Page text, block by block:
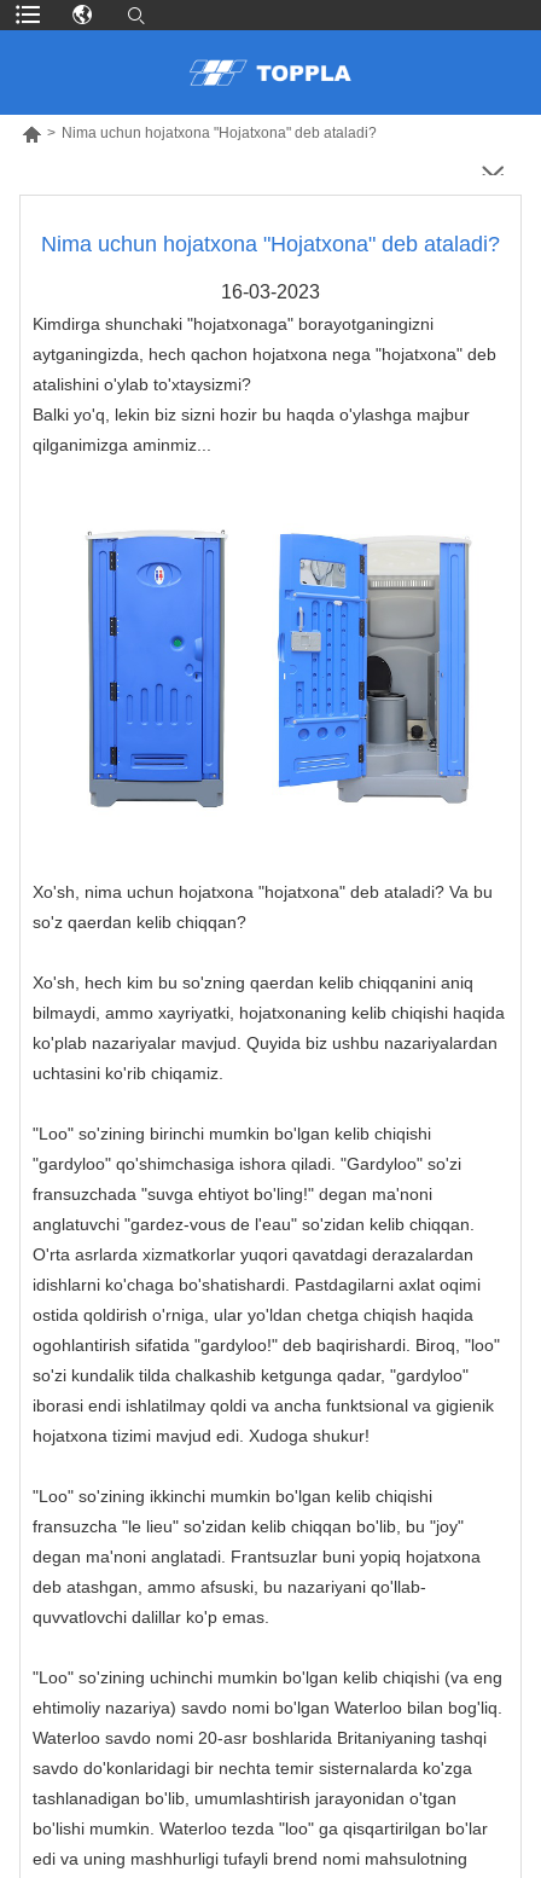
 > Nima uchun hojatxona "Hojatxona" deb ataladi?
Nima uchun hojatxona "Hojatxona" deb ataladi?
16-03-2023
Kimdirga shunchaki "hojatxonaga" borayotganingizni
aytganingizda, hech qachon hojatxona nega "hojatxona" deb
atalishini o'ylab to'xtaysizmi?
Balki yo'q, lekin biz sizni hozir bu haqda o'ylashga majbur
qilganimizga aminmiz...
Xo'sh, nima uchun hojatxona "hojatxona" deb ataladi? Va bu
so'z qaerdan kelib chiqqan?
Xo'sh, hech kim bu so'zning qaerdan kelib chiqqanini aniq
bilmaydi, ammo xayriyatki, hojatxonaning kelib chiqishi haqida
ko'plab nazariyalar mavjud. Quyida biz ushbu nazariyalardan
uchtasini ko'rib chiqamiz.
"Loo" so'zining birinchi mumkin bo'lgan kelib chiqishi
"gardyloo" qo'shimchasiga ishora qiladi. "Gardyloo" so'zi
fransuzchada "suvga ehtiyot bo'ling!" degan ma'noni
anglatuvchi "gardez-vous de l'eau" so'zidan kelib chiqqan.
O'rta asrlarda xizmatkorlar yuqori qavatdagi derazalardan
idishlarni ko'chaga bo'shatishardi. Pastdagilarni axlat oqimi
ostida qoldirish o'rniga, ular yo'ldan chetga chiqish haqida
ogohlantirish sifatida "gardyloo!" deb baqirishardi. Biroq, "loo"
so'zi kundalik tilda chalkashib ketgunga qadar, "gardyloo"
iborasi endi ishlatilmay qoldi va ancha funktsional va gigienik
hojatxona tizimi mavjud edi. Xudoga shukur!
"Loo" so'zining ikkinchi mumkin bo'lgan kelib chiqishi
fransuzcha "le lieu" so'zidan kelib chiqqan bo'lib, bu "joy"
degan ma'noni anglatadi. Frantsuzlar buni yopiq hojatxona
deb atashgan, ammo afsuski, bu nazariyani qo'llab-
quvvatlovchi dalillar ko'p emas.
"Loo" so'zining uchinchi mumkin bo'lgan kelib chiqishi (va eng
ehtimoliy nazariya) savdo nomi bo'lgan Waterloo bilan bog'liq.
Waterloo savdo nomi 20-asr boshlarida Britaniyaning tashqi
savdo do'konlaridagi bir nechta temir sisternalarda ko'zga
tashlanadigan bo'lib, umumlashtirish jarayonidan o'tgan
bo'lishi mumkin. Waterloo tezda "loo" ga qisqartirilgan bo'lar
edi va uning mashhurligi tufayli brend nomi mahsulotning